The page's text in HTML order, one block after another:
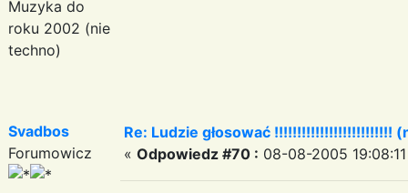
Muzyka do
roku 2002 (nie
techno)
Svadbos
Forumowicz
Re: Ludzie głosować !!!!!!!!!!!!!!!!!!!!!!!!!!
« Odpowiedz #70 : 08-08-2005